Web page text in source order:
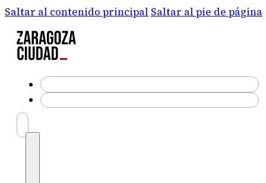
Saltar al contenido principal Saltar al pie de página